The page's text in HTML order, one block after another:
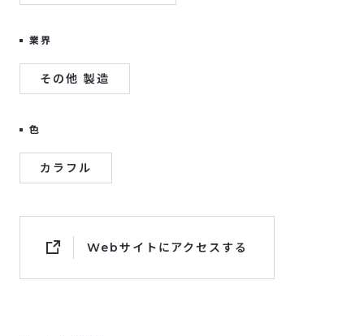
業界
その他 製造
色
カラフル
Webサイトにアクセスする